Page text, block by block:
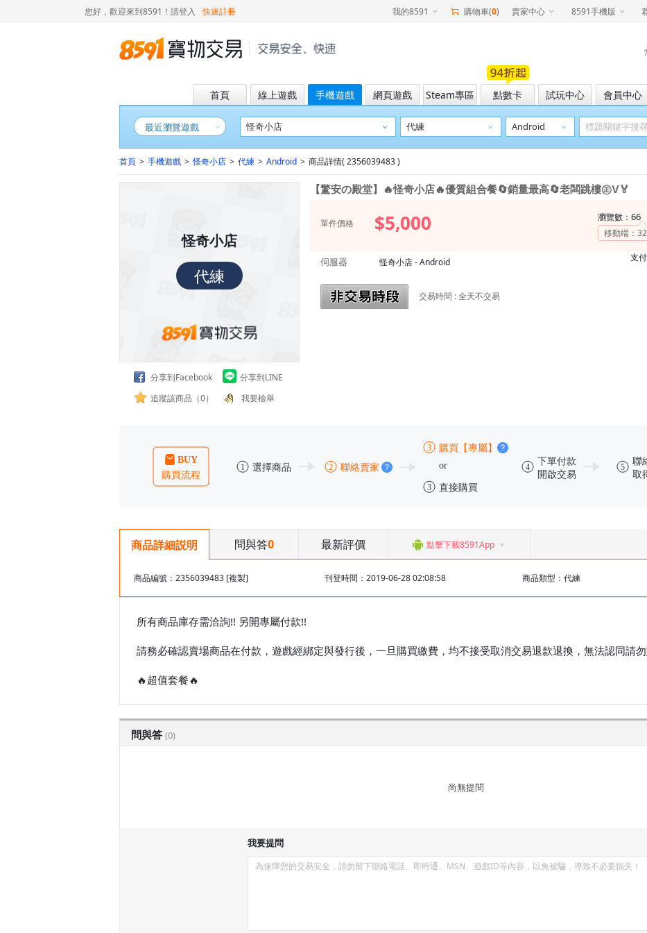
您好，歡迎來到8591！ 請登入 快速註冊 我的8591 購物車(0) 賣家中心 8591手機版
首頁 線上遊戲 手機遊戲 網頁遊戲 Steam專區 點數卡 試玩中心 會員中心
最近瀏覽遊戲
首頁 > 手機遊戲 > 怪奇小店 > 代練 > Android > 商品詳情( 2356039483 )
怪奇小店
代練
分享到Facebook
分享到LINE
追蹤該商品（0）
我要檢舉
【驚安の殿堂】🔥怪奇小店🔥優質組合餐🔄銷量最高🔄老闆跳樓㊣Ⅴ🏅
單件價格 $5,000 瀏覽數： 66
移動端： 32
伺服器 怪奇小店 - Android
交易時間 : 全天不交易
支
商品詳細説明 問與答0 最新評價 點擊下載8591App
商品編號：2356039483 [複製] 刊登時間：2019-06-28 02:08:58 商品類型：代練
所有商品庫存需洽詢!! 另開專屬付款!!
請務必確認賣場商品在付款，遊戲經綁定與發行後，一旦購買繳費，均不接受取消交易退款退換，無法認同請
🔥超值套餐🔥
問與答 (0)
尚無提問
我要提問